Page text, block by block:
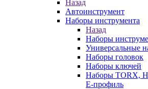
Назад
Автоинструмент
Наборы инструмента
Назад
Наборы
Универсальные
Наборы головок
Наборы ключей
Наборы TORX,
E-профиль